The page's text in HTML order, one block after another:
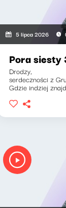
5 lipca 2026
Pora siesty
Drodzy,
serdeczności z
Gdzie indziej